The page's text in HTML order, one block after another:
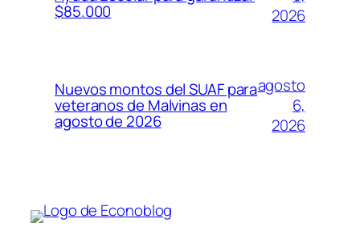
$85.000
2026
Nuevos montos del SUAF para
veteranos de Malvinas en
agosto de 2026
agosto
6,
2026